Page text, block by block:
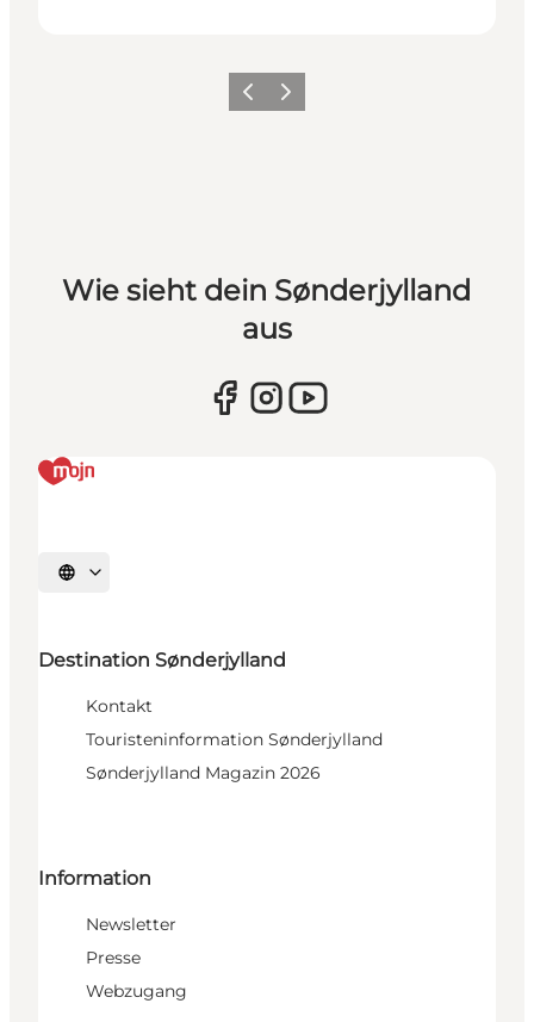
ZurückWeiter
Wie sieht dein Sønderjylland
aus
Sprache auswählen
Destination Sønderjylland
Kontakt
Touristeninformation Sønderjylland
Sønderjylland Magazin 2026
Information
Newsletter
Presse
Webzugang